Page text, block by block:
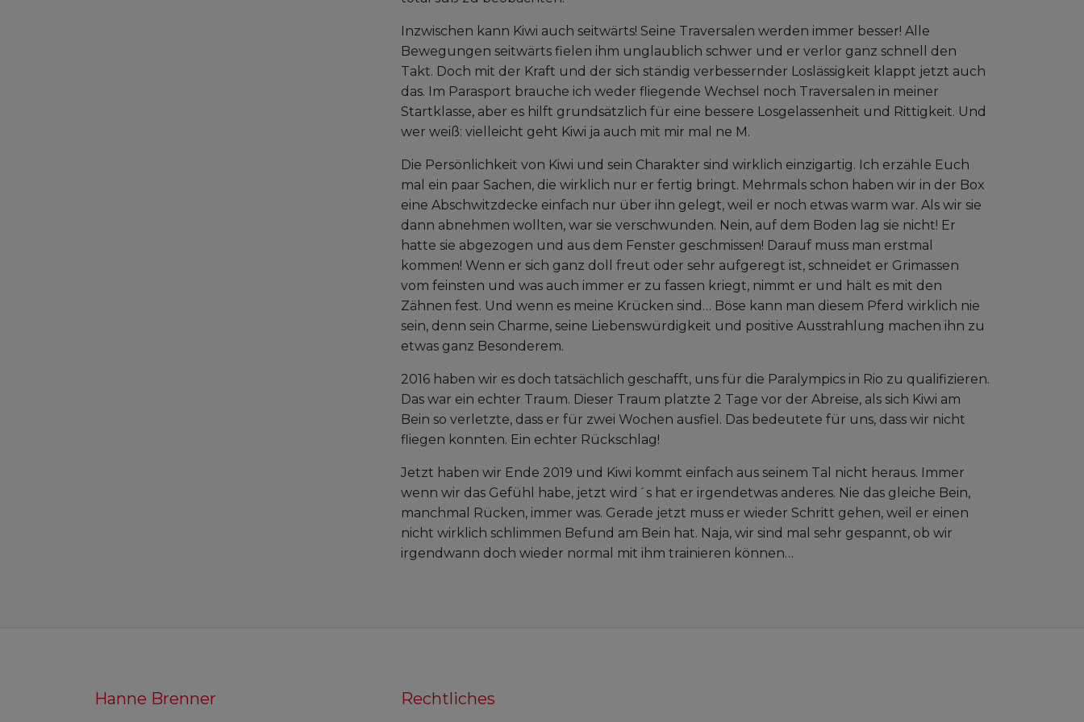
Inzwischen kann Kiwi auch seitwärts! Seine Traversalen werden immer besser! Alle
Bewegungen seitwärts fielen ihm unglaublich schwer und er verlor ganz schnell den
Takt. Doch mit der Kraft und der sich ständig verbessernder Loslässigkeit klappt jetzt auch
das. Im Parasport brauche ich weder fliegende Wechsel noch Traversalen in meiner
Startklasse, aber es hilft grundsätzlich für eine bessere Losgelassenheit und Rittigkeit. Und
wer weiß: vielleicht geht Kiwi ja auch mit mir mal ne M.
Die Persönlichkeit von Kiwi und sein Charakter sind wirklich einzigartig. Ich erzähle Euch
mal ein paar Sachen, die wirklich nur er fertig bringt. Mehrmals schon haben wir in der Box
eine Abschwitzdecke einfach nur über ihn gelegt, weil er noch etwas warm war. Als wir sie
dann abnehmen wollten, war sie verschwunden. Nein, auf dem Boden lag sie nicht! Er
hatte sie abgezogen und aus dem Fenster geschmissen! Darauf muss man erstmal
kommen! Wenn er sich ganz doll freut oder sehr aufgeregt ist, schneidet er Grimassen
vom feinsten und was auch immer er zu fassen kriegt, nimmt er und hält es mit den
Zähnen fest. Und wenn es meine Krücken sind… Böse kann man diesem Pferd wirklich nie
sein, denn sein Charme, seine Liebenswürdigkeit und positive Ausstrahlung machen ihn zu
etwas ganz Besonderem.
2016 haben wir es doch tatsächlich geschafft, uns für die Paralympics in Rio zu qualifizieren.
Das war ein echter Traum. Dieser Traum platzte 2 Tage vor der Abreise, als sich Kiwi am
Bein so verletzte, dass er für zwei Wochen ausfiel. Das bedeutete für uns, dass wir nicht
fliegen konnten. Ein echter Rückschlag!
Jetzt haben wir Ende 2019 und Kiwi kommt einfach aus seinem Tal nicht heraus. Immer
wenn wir das Gefühl habe, jetzt wird´s hat er irgendetwas anderes. Nie das gleiche Bein,
manchmal Rücken, immer was. Gerade jetzt muss er wieder Schritt gehen, weil er einen
nicht wirklich schlimmen Befund am Bein hat. Naja, wir sind mal sehr gespannt, ob wir
irgendwann doch wieder normal mit ihm trainieren können…
Hanne Brenner Rechtliches